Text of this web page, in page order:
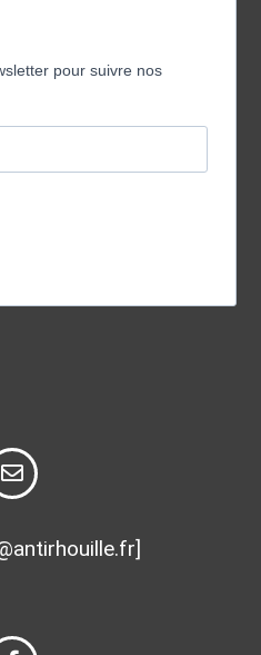
pour suivre nos